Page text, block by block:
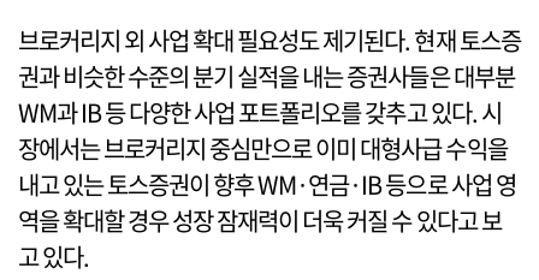
브로커리지 외 사업 확대 필요성도 제기된다. 현재 토스증
권과 비슷한 수준의 분기 실적을 내는 증권사들은 대부분
WM과 IB 등 다양한 사업 포트폴리오를 갖추고 있다. 시
장에서는 브로커리지 중심만으로 이미 대형사급 수익을
내고 있는 토스증권이 향후 WM·연금·IB 등으로 사업 영
역을 확대할 경우 성장 잠재력이 더욱 커질 수 있다고 보
고 있다.